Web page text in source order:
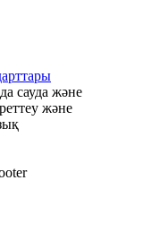
сауда және
және